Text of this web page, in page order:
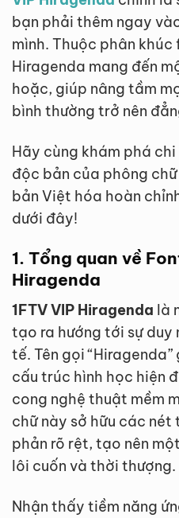
bạn phải thêm ngay
mình. Thuộc phân
Hiragenda mang đến
hoặc, giúp nâng tầm
bình thường trở nên
Hãy cùng khám phá
độc bản của phông
bản Việt hóa hoàn
dưới đây!
1. Tổng quan về
Hiragenda
1FTV VIP Hiragenda là
tạo ra hướng tới sự duy
tế. Tên gọi
cấu trúc hình học hiện
cong nghệ thuật mềm
chữ này sở hữu các
phản rõ rệt, tạo nên
lôi cuốn và thời thượng.
Nhận thấy tiềm năng